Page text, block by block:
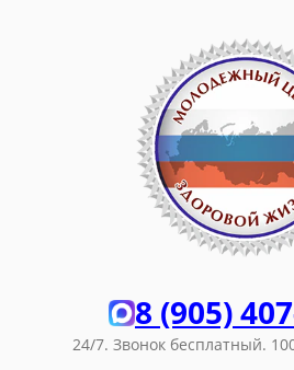
8 (905)
24/7. Звонок бесплатный.